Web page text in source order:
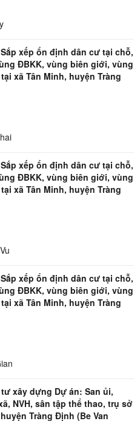
xếp ổn định dân cư tại chỗ,
ĐBKK, vùng biên giới, vùng
xã Tân Minh, huyện Tràng
xếp ổn định dân cư tại chỗ,
ĐBKK, vùng biên giới, vùng
xã Tân Minh, huyện Tràng
xếp ổn định dân cư tại chỗ,
ĐBKK, vùng biên giới, vùng
xã Tân Minh, huyện Tràng
xây dựng Dự án: San ủi,
NVH, sân tập thể thao, trụ sở
Tràng Định (Be Van